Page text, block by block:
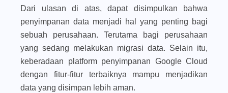
Dari ulasan di atas, dapat disimpulkan bahwa
penyimpanan data menjadi hal yang penting bagi
sebuah perusahaan. Terutama bagi perusahaan
yang sedang melakukan migrasi data. Selain itu,
keberadaan platform penyimpanan Google Cloud
dengan fitur-fitur terbaiknya mampu menjadikan
data yang disimpan lebih aman.